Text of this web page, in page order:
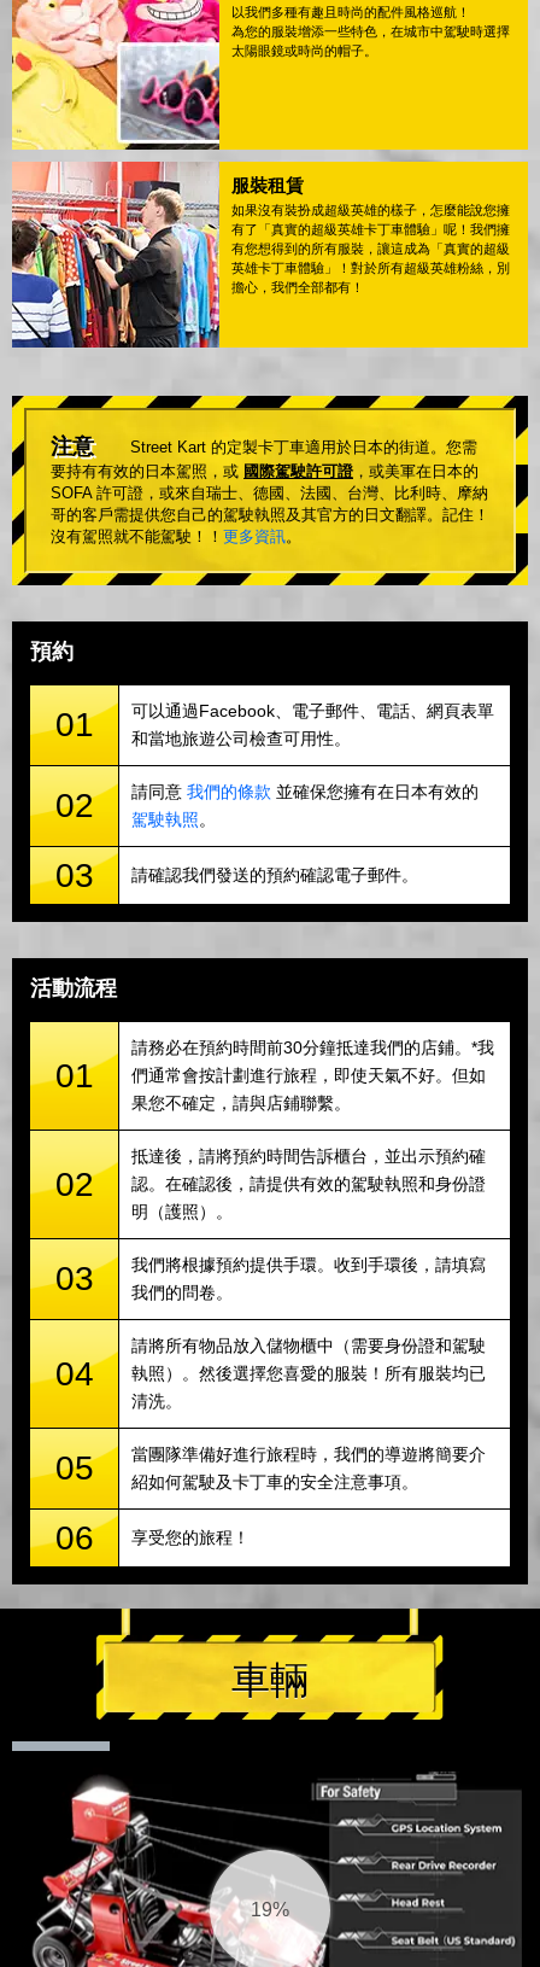
以我們多種有趣且時尚的配件風格巡航！
為您的服裝增添一些特色，在城市中駕駛時選擇
太陽眼鏡或時尚的帽子。
服裝租賃
如果沒有裝扮成超級英雄的樣子，怎麼能說您擁
有了「真實的超級英雄卡丁車體驗」呢！我們擁
有您想得到的所有服裝，讓這成為「真實的超級
英雄卡丁車體驗」！對於所有超級英雄粉絲，別
擔心，我們全部都有！
注意
Street Kart 的定製卡丁車適用於日本的街道。您需
要持有有效的日本駕照，或 國際駕駛許可證 ，或美軍在日本的
SOFA 許可證，或來自瑞士、德國、法國、台灣、比利時、摩納
哥的客戶需提供您自己的駕駛執照及其官方的日文翻譯。記住！
沒有駕照就不能駕駛！！ 更多資訊。
預約
01
可以通過Facebook、電子郵件、電話、網頁表單
和當地旅遊公司檢查可用性。
02 請同意 我們的條款 並確保您擁有在日本有效的
駕駛執照。
03 請確認我們發送的預約確認電子郵件。
活動流程
01
請務必在預約時間前30分鐘抵達我們的店鋪。*我
們通常會按計劃進行旅程，即使天氣不好。但如
果您不確定，請與店鋪聯繫。
02
抵達後，請將預約時間告訴櫃台，並出示預約確
認。在確認後，請提供有效的駕駛執照和身份證
明（護照）。
03
我們將根據預約提供手環。收到手環後，請填寫
我們的問卷。
04
請將所有物品放入儲物櫃中（需要身份證和駕駛
執照）。然後選擇您喜愛的服裝！所有服裝均已
清洗。
05
當團隊準備好進行旅程時，我們的導遊將簡要介
紹如何駕駛及卡丁車的安全注意事項。
06 享受您的旅程！
車輛
20%